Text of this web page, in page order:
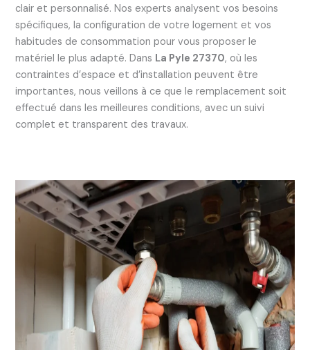
clair et personnalisé. Nos experts analysent vos besoins
spécifiques, la configuration de votre logement et vos
habitudes de consommation pour vous proposer le
matériel le plus adapté. Dans La Pyle 27370, où les
contraintes d’espace et d’installation peuvent être
importantes, nous veillons à ce que le remplacement soit
effectué dans les meilleures conditions, avec un suivi
complet et transparent des travaux.